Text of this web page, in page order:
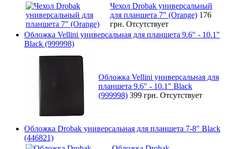
Чехол Drobak универсальный
для планшета 7" (Orange) 176
грн. Отсутствует
Обложка Vellini универсальная для планшета 9.6" - 10.1"
Black (999998)
Обложка Vellini универсальная для
планшета 9.6" - 10.1" Black
(999998) 399 грн. Отсутствует
Обложка Drobak универсальная для планшета 7-8" Black
(446821)